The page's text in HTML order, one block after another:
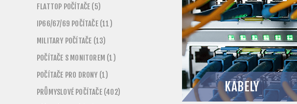
KABELY
FLATTOP POČÍTAČE (5)
IP66/67/69 POČÍTAČE (11)
MILITARY POČÍTAČE (13)
POČÍTAČE S MONITOREM (1)
POČÍTAČE PRO DRONY (1)
PRŮMYSLOVÉ POČÍTAČE (402)